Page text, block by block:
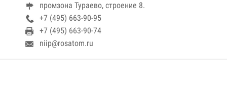
промзона Тураево, строение 8.
+7 (495) 663-90-95
+7 (495) 663-90-74
niip@rosatom.ru